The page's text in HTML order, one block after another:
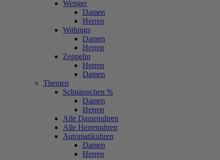
Wenger
Damen
Herren
Withings
Damen
Herren
Zeppelin
Herren
Damen
Themen
Schnäppchen %
Damen
Herren
Alle Damenuhren
Alle Herrenuhren
Automatikuhren
Damen
Herren